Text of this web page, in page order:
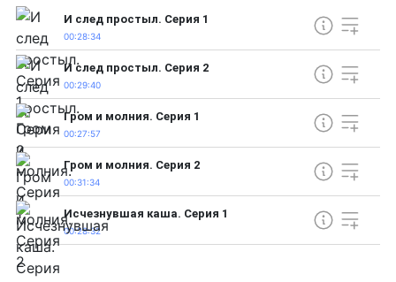
И след простыл. Серия 1
00:28:34
И след простыл. Серия 2
00:29:40
Гром и молния. Серия 1
00:27:57
Гром и молния. Серия 2
00:31:34
Исчезнувшая каша. Серия 1
00:28:32